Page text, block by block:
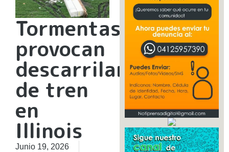
Tormentas
provocan
descarrilamiento
de tren
en
Illinois
Junio 19, 2026